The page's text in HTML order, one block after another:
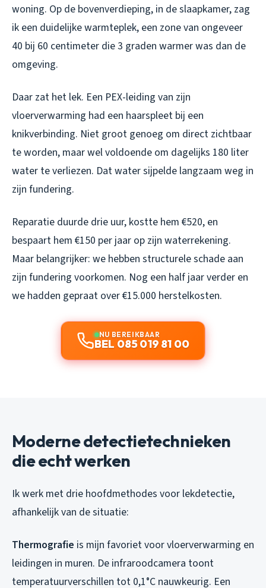
woning. Op de bovenverdieping, in de slaapkamer, zag
ik een duidelijke warmteplek, een zone van ongeveer
40 bij 60 centimeter die 3 graden warmer was dan de
omgeving.
Daar zat het lek. Een PEX-leiding van zijn
vloerverwarming had een haarspleet bij een
knikverbinding. Niet groot genoeg om direct zichtbaar
te worden, maar wel voldoende om dagelijks 180 liter
water te verliezen. Dat water sijpelde langzaam weg in
zijn fundering.
Reparatie duurde drie uur, kostte hem €520, en
bespaart hem €150 per jaar op zijn waterrekening.
Maar belangrijker: we hebben structurele schade aan
zijn fundering voorkomen. Nog een half jaar verder en
we hadden gepraat over €15.000 herstelkosten.
NU BEREIKBAAR
BEL 085 019 81 00
Moderne detectietechnieken
die echt werken
Ik werk met drie hoofdmethodes voor lekdetectie,
afhankelijk van de situatie:
Thermografie is mijn favoriet voor vloerverwarming en
leidingen in muren. De infraroodcamera toont
temperatuurverschillen tot 0,1°C nauwkeurig. Een